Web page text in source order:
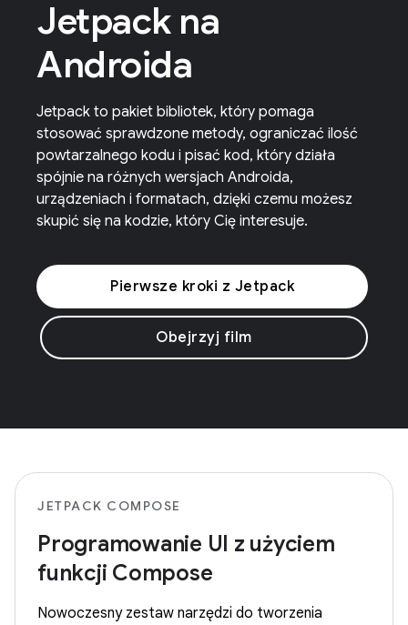
Jetpack na
Androida
Jetpack to pakiet bibliotek, który pomaga
stosować sprawdzone metody, ograniczać ilość
powtarzalnego kodu i pisać kod, który działa
spójnie na różnych wersjach Androida,
urządzeniach i formatach, dzięki czemu możesz
skupić się na kodzie, który Cię interesuje.
Pierwsze kroki z Jetpack
Obejrzyj film
JETPACK COMPOSE
Programowanie UI z użyciem
funkcji Compose
Nowoczesny zestaw narzędzi do tworzenia